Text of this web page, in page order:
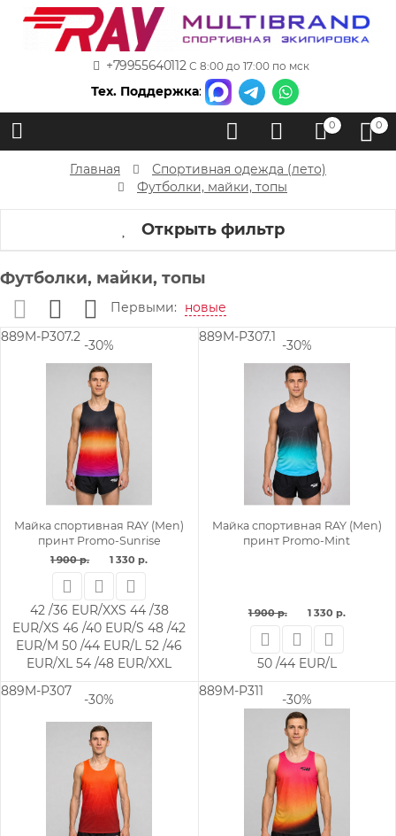
+79955640112 С 8:00 до 17:00 по мск
Тех. Поддержка:
0 0
Главная
Спортивная одежда (лето)
Футболки, майки, топы
Открыть фильтр
Футболки, майки, топы
Первыми:
новые
889M-P307.2
-30%
Майка спортивная RAY (Men)
принт Promo-Sunrise
1 900 р. 1 330 р.
42 /36 EUR/XXS 44 /38
EUR/XS 46 /40 EUR/S 48 /42
EUR/M 50 /44 EUR/L 52 /46
EUR/XL 54 /48 EUR/XXL
889M-P307.1
-30%
Майка спортивная RAY (Men)
принт Promo-Mint
1 900 р. 1 330 р.
50 /44 EUR/L
889M-P307
-30%
889M-P311
-30%